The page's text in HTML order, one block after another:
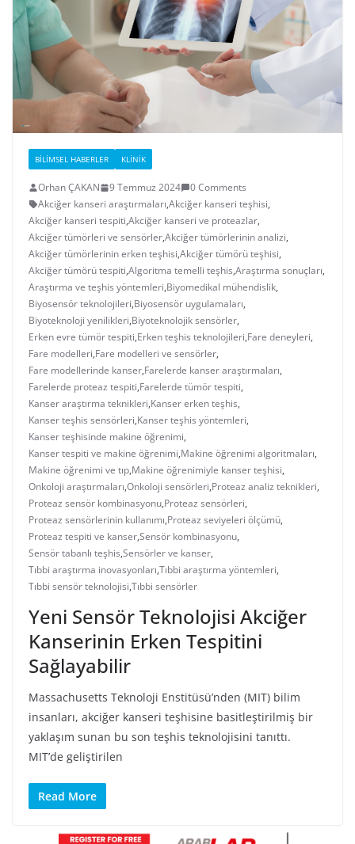
BILIMSEL HABERLER KLINIK
Orhan ÇAKAN 9 Temmuz 2024
0 Comments
Akciğer kanseri araştırmaları,Akciğer kanseri teşhisi,
Akciğer kanseri tespiti,Akciğer kanseri ve proteazlar,
Akciğer tümörleri ve sensörler,Akciğer tümörlerinin analizi,
Akciğer tümörlerinin erken teşhisi,Akciğer tümörü teşhisi,
Akciğer tümörü tespiti,Algoritma temelli teşhis,Araştırma sonuçları,
Araştırma ve teşhis yöntemleri,Biyomedikal mühendislik,
Biyosensör teknolojileri,Biyosensör uygulamaları,
Biyoteknoloji yenilikleri,Biyoteknolojik sensörler,
Erken evre tümör tespiti,Erken teşhis teknolojileri,Fare deneyleri,
Fare modelleri,Fare modelleri ve sensörler,
Fare modellerinde kanser,Farelerde kanser araştırmaları,
Farelerde proteaz tespiti,Farelerde tümör tespiti,
Kanser araştırma teknikleri,Kanser erken teşhis,
Kanser teşhis sensörleri,Kanser teşhis yöntemleri,
Kanser teşhisinde makine öğrenimi,
Kanser tespiti ve makine öğrenimi,Makine öğrenimi algoritmaları,
Makine öğrenimi ve tıp,Makine öğrenimiyle kanser teşhisi,
Onkoloji araştırmaları,Onkoloji sensörleri,Proteaz analiz teknikleri,
Proteaz sensör kombinasyonu,Proteaz sensörleri,
Proteaz sensörlerinin kullanımı,Proteaz seviyeleri ölçümü,
Proteaz tespiti ve kanser,Sensör kombinasyonu,
Sensör tabanlı teşhis,Sensörler ve kanser,
Tıbbi araştırma inovasyonları,Tıbbi araştırma yöntemleri,
Tıbbi sensör teknolojisi,Tıbbi sensörler
Yeni Sensör Teknolojisi Akciğer
Kanserinin Erken Tespitini
Sağlayabilir
Massachusetts Teknoloji Enstitüsü’nden (MIT) bilim
insanları, akciğer kanseri teşhisine basitleştirilmiş bir
yaklaşım sunan bu son teşhis teknolojisini tanıttı.
MIT’de geliştirilen
Read More